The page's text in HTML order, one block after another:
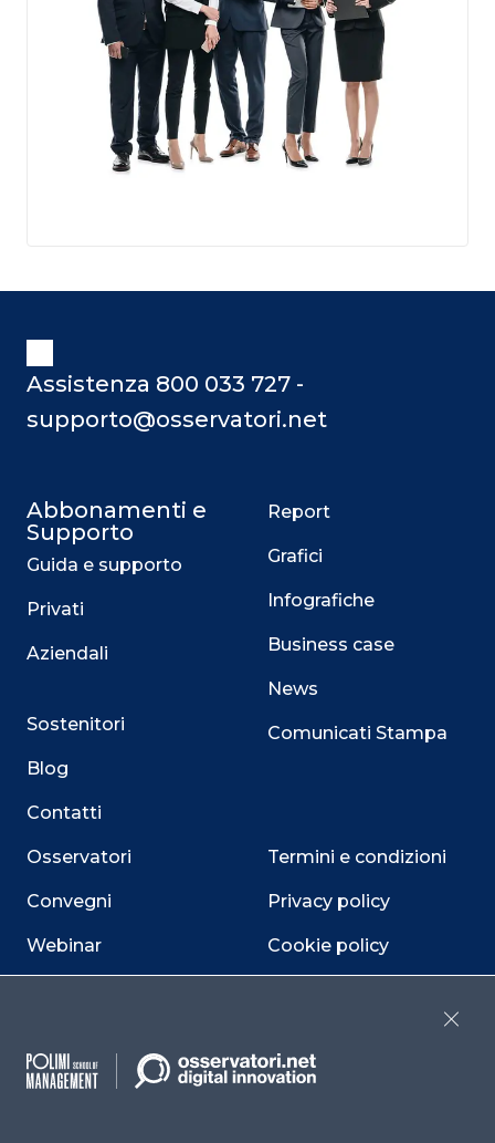
Assistenza 800 033 727 -
supporto@osservatori.net
Abbonamenti e
Supporto
Guida e supporto
Privati
Aziendali
Sostenitori
Blog
Contatti
Osservatori
Convegni
Webinar
Report
Grafici
Infografiche
Business case
News
Comunicati Stampa
Termini e condizioni
Privacy policy
Cookie policy
accessibilità